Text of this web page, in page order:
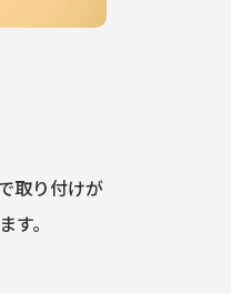
取り付けが
。